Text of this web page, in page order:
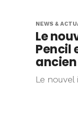
NEWS &
Le
Pencil
Le nouvel